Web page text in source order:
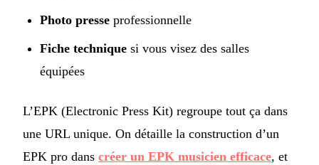
Photo presse professionnelle
Fiche technique si vous visez des salles
équipées
L’EPK (Electronic Press Kit) regroupe tout ça dans
une URL unique. On détaille la construction d’un
EPK pro dans créer un EPK musicien efficace, et